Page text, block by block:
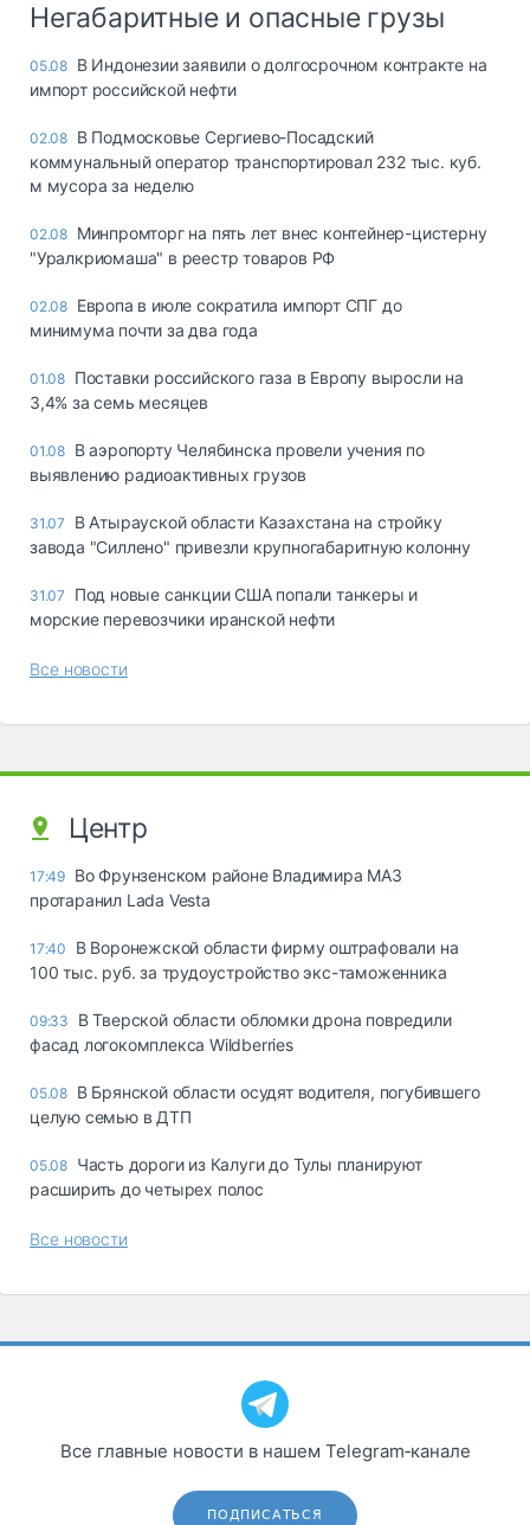
Негабаритные и опасные грузы
05.08 В Индонезии заявили о долгосрочном контракте на
импорт российской нефти
02.08 В Подмосковье Сергиево-Посадский
коммунальный оператор транспортировал 232 тыс. куб.
м мусора за неделю
02.08 Минпромторг на пять лет внес контейнер-цистерну
"Уралкриомаша" в реестр товаров РФ
02.08 Европа в июле сократила импорт СПГ до
минимума почти за два года
01.08 Поставки российского газа в Европу выросли на
3,4% за семь месяцев
01.08 В аэропорту Челябинска провели учения по
выявлению радиоактивных грузов
31.07
В Атырауской области Казахстана на стройку
завода "Силлено" привезли крупногабаритную колонну
31.07
Под новые санкции США попали танкеры и
морские перевозчики иранской нефти
Все новости
Центр
17:49 Во Фрунзенском районе Владимира МАЗ
протаранил Lada Vesta
17:40
В Воронежской области фирму оштрафовали на
100 тыс. руб. за трудоустройство экс-таможенника
09:33
В Тверской области обломки дрона повредили
фасад логокомплекса Wildberries
05.08 В Брянской области осудят водителя, погубившего
целую семью в ДТП
05.08 Часть дороги из Калуги до Тулы планируют
расширить до четырех полос
Все новости
Все главные новости в нашем Telegram‑канале
ПОДПИСАТЬСЯ